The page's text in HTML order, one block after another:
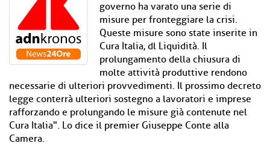
governo ha varato una serie di
misure per fronteggiare la crisi.
Queste misure sono state inserite in
Cura Italia, dl Liquidità. Il
prolungamento della chiusura di
molte attività produttive rendono
necessarie di ulteriori provvedimenti. Il prossimo decreto
legge conterrà ulteriori sostegno a lavoratori e imprese
rafforzando e prolungando le misure già contenute nel
Cura Italia". Lo dice il premier Giuseppe Conte alla
Camera.